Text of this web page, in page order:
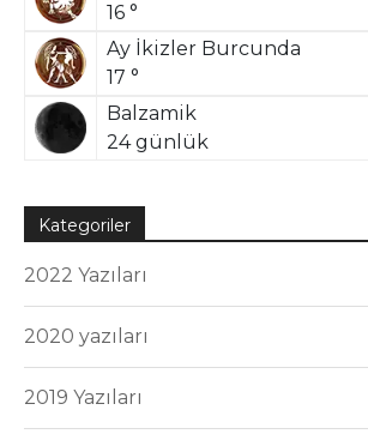
16 °
Ay İkizler Burcunda
17 °
Balzamik
24 günlük
Kategoriler
2022 Yazıları
2020 yazıları
2019 Yazıları